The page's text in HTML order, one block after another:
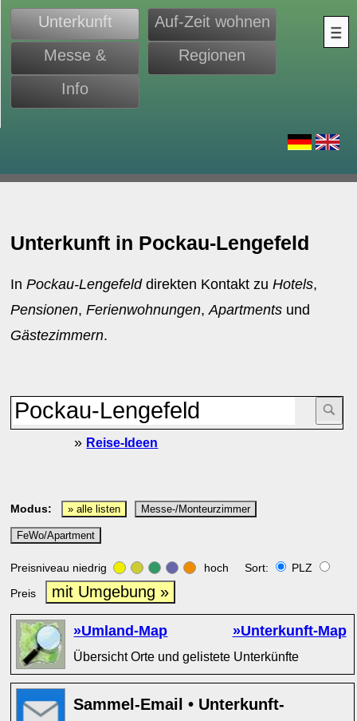
Unterkunft
Auf-Zeit wohnen
Messe &
Monteure
Regionen
Info
Unterkunft in Pockau-Lengefeld
InPockau-Lengefelddirekten Kontakt zuHotels,
Pensionen,Ferienwohnungen,Apartments und
Gästezimmern.
» Reise-Ideen
Modus: » alle listen Messe-/Monteurzimmer
FeWo/Apartment
Preisniveau niedrig hoch Sort:
PLZ
Preis
mit Umgebung »
»Umland-Map »Unterkunft-Map
Übersicht Orte und gelistete Unterkünfte
Sammel-Email • Unterkunft-